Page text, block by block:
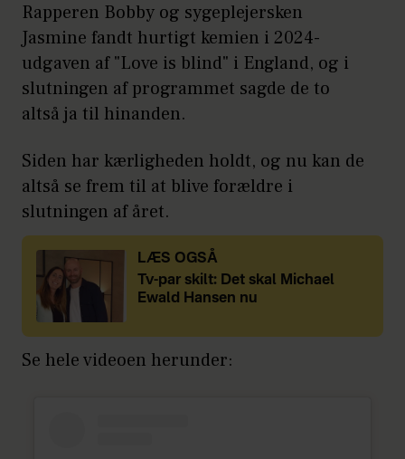
Rapperen Bobby og sygeplejersken
Jasmine fandt hurtigt kemien i 2024-
udgaven af "Love is blind" i England, og i
slutningen af programmet sagde de to
altså ja til hinanden.
Siden har kærligheden holdt, og nu kan de
altså se frem til at blive forældre i
slutningen af året.
LÆS OGSÅ
Tv-par skilt: Det skal Michael
Ewald Hansen nu
Se hele videoen herunder: